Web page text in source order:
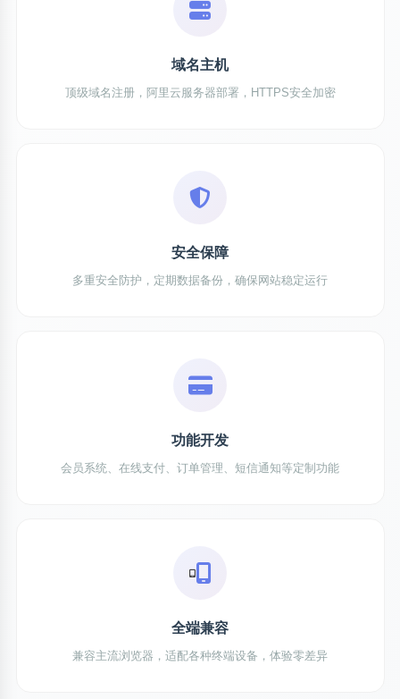
域名主机
顶级域名注册，阿里云服务器部署，HTTPS安全加密
安全保障
多重安全防护，定期数据备份，确保网站稳定运行
功能开发
会员系统、在线支付、订单管理、短信通知等定制功能
全端兼容
兼容主流浏览器，适配各种终端设备，体验零差异